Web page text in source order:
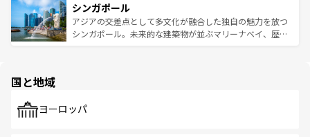
参照してほしい。
激する。気候は一年中温暖で、どの季節にも異なる楽しみ
が待っている。親しみやすいタイの人々、仏教を中心とし
た文化、そして多様な観光資源が、訪れる旅人を魅了し続
み、どこを訪れても感動するはず。観光スポットが密集し
ており、効率よく見どころを回れるのも魅力。息をのむよ
うな絶景から文化的な体験まで、香港を存分に楽しみ尽く
シンガポール
アジアの交差点として多文化が融合した独自の魅力を放つ
シンガポール。未来的な建築物が並ぶマリーナベイ、歴史
で、ホーカーズは地元の風情を楽しめる外せないスポット
国と地域
ヨーロッパ